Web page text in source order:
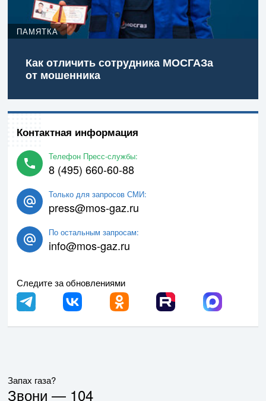
ПАМЯТКА
Как отличить сотрудника МОСГАЗа
от мошенника
Контактная информация
Телефон Пресс-службы:
8 (495) 660-60-88
Только для запросов СМИ:
press@mos-gaz.ru
По остальным запросам:
info@mos-gaz.ru
Следите за обновлениями
Запах газа?
Звони — 104